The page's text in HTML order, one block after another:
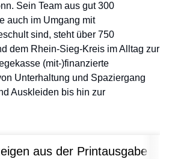
Sein Team aus gut 300
auch im Umgang mit
sind, steht über 750
dem Rhein-Sieg-Kreis im Alltag zur
(mit-)finanzierte
Unterhaltung und Spaziergang
Auskleiden bis hin zur
aus der Printausgabe